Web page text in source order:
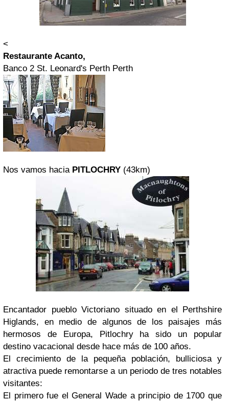
<
Restaurante Acanto,
Banco 2 St. Leonard's Perth Perth
Nos vamos hacia PITLOCHRY (43km)
Encantador pueblo Victoriano situado en el Perthshire
Higlands, en medio de algunos de los paisajes más
hermosos de Europa, Pitlochry ha sido un popular
destino vacacional desde hace más de 100 años.
El crecimiento de la pequeña población, bulliciosa y
atractiva puede remontarse a un periodo de tres notables
visitantes:
El primero fue el General Wade a principio de 1700 que